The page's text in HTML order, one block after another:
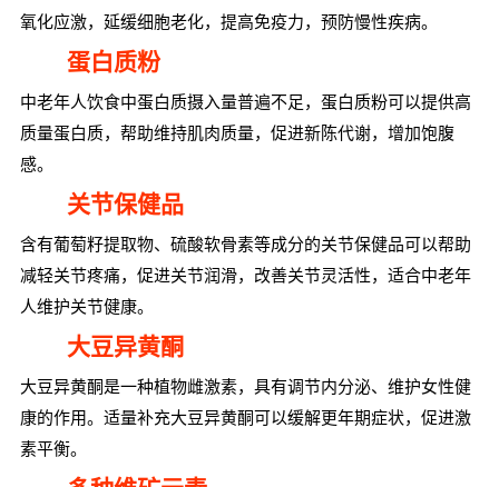
氧化应激，延缓细胞老化，提高免疫力，预防慢性疾病。
蛋白质粉
中老年人饮食中蛋白质摄入量普遍不足，蛋白质粉可以提供高
质量蛋白质，帮助维持肌肉质量，促进新陈代谢，增加饱腹
感。
关节保健品
含有葡萄籽提取物、硫酸软骨素等成分的关节保健品可以帮助
减轻关节疼痛，促进关节润滑，改善关节灵活性，适合中老年
人维护关节健康。
大豆异黄酮
大豆异黄酮是一种植物雌激素，具有调节内分泌、维护女性健
康的作用。适量补充大豆异黄酮可以缓解更年期症状，促进激
素平衡。